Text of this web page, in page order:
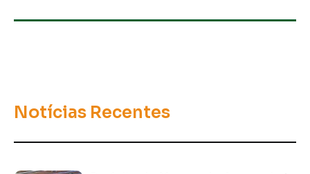
Notícias Recentes